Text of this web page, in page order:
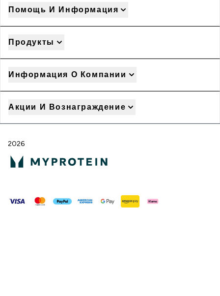
Помощь И Информация
Продукты
Информация О Компании
Акции И Вознаграждение
2026